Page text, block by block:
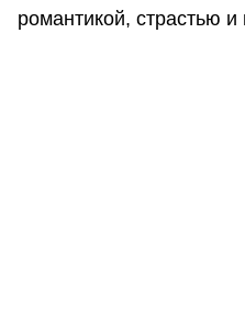
романтикой, страстью